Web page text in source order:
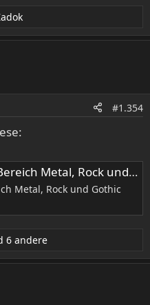
#1.354
Metal, Rock und Gothic
Metal, Rock und Gothic
6 andere